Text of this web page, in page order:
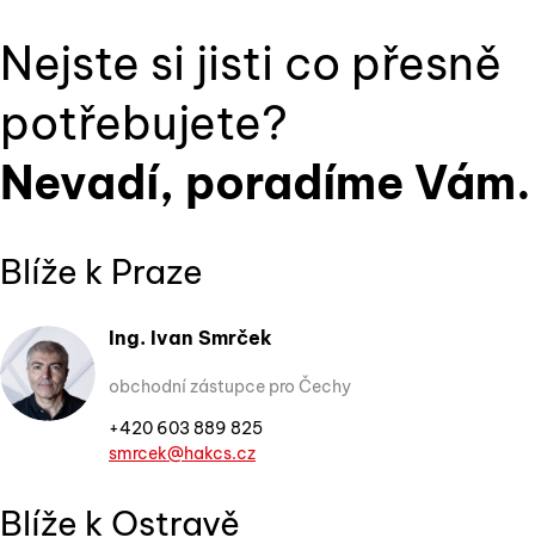
Nejste si jisti co přesně
potřebujete?
Nevadí, poradíme Vám.
Blíže k Praze
Ing. Ivan Smrček
obchodní zástupce pro Čechy
+420 603 889 825
smrcek@hakcs.cz
Blíže k Ostravě